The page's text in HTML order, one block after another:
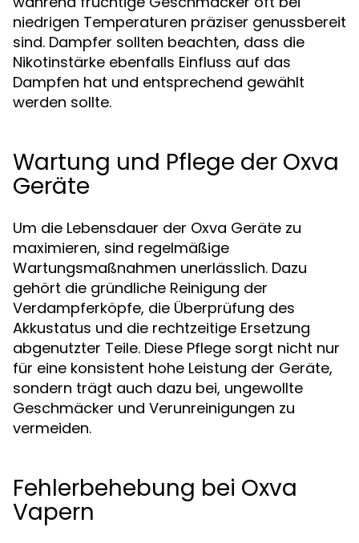
niedrigen Temperaturen präziser genussbereit
sind. Dampfer sollten beachten, dass die
Nikotinstärke ebenfalls Einfluss auf das
Dampfen hat und entsprechend gewählt
werden sollte.
Wartung und Pflege der Oxva
Geräte
Um die Lebensdauer der Oxva Geräte zu
maximieren, sind regelmäßige
Wartungsmaßnahmen unerlässlich. Dazu
gehört die gründliche Reinigung der
Verdampferköpfe, die Überprüfung des
Akkustatus und die rechtzeitige Ersetzung
abgenutzter Teile. Diese Pflege sorgt nicht nur
für eine konsistent hohe Leistung der Geräte,
sondern trägt auch dazu bei, ungewollte
Geschmäcker und Verunreinigungen zu
vermeiden.
Fehlerbehebung bei Oxva
Vapern